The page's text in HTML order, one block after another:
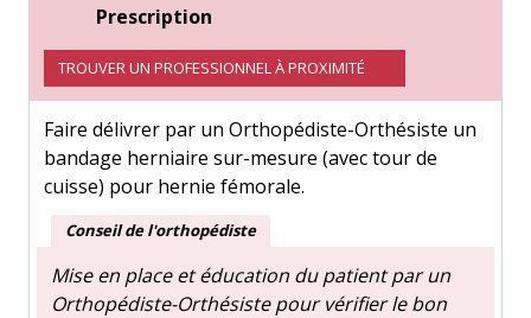
Prescription
TROUVER UN PROFESSIONNEL À PROXIMITÉ
Faire délivrer par un Orthopédiste-Orthésiste un
bandage herniaire sur-mesure (avec tour de
cuisse) pour hernie fémorale.
Conseil de l'orthopédiste
Mise en place et éducation du patient par un
Orthopédiste-Orthésiste pour vérifier le bon